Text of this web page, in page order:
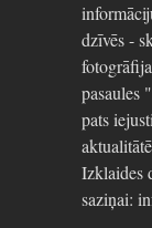
dzīvēs -
pasaules
pats
Izklaides
saziņai: